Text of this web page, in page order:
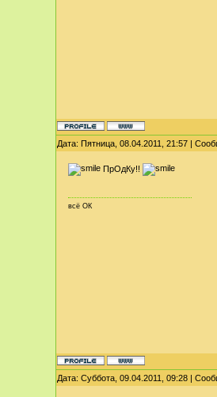
Дата: Пятница, 08.04.2011, 21:57 |
ПрОдКу!!
всё ОК
Дата: Суббота, 09.04.2011, 09:28 |